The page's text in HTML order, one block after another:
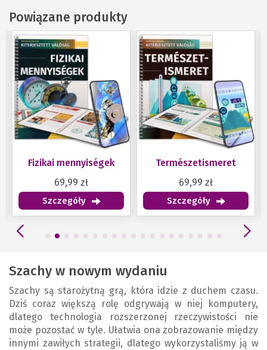
Powiązane produkty
Fizikai mennyiségek
69,99 zł
Szczegóły
Természetismeret
69,99 zł
Szczegóły
Szachy w nowym wydaniu
Szachy są starożytną grą, która idzie z duchem czasu.
Dziś coraz większą rolę odgrywają w niej komputery,
dlatego technologia rozszerzonej rzeczywistości nie
może pozostać w tyle. Ułatwia ona zobrazowanie między
innymi zawiłych strategii, dlatego wykorzystaliśmy ją w